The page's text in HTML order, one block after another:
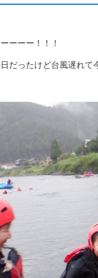
ーーー！！！
だったけど台風遅れて